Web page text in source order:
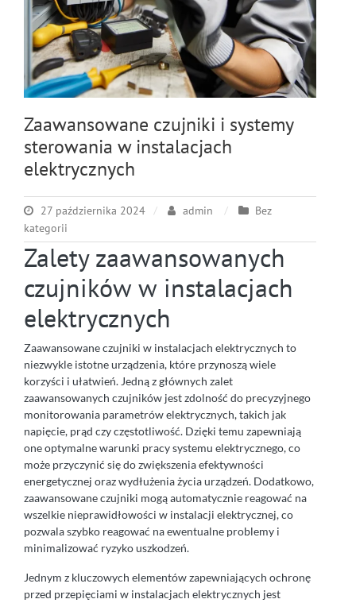
Zaawansowane czujniki i systemy
sterowania w instalacjach
elektrycznych
27 października 2024 admin
Bez
kategorii
Zalety zaawansowanych
czujników w instalacjach
elektrycznych
Zaawansowane czujniki w instalacjach elektrycznych to
niezwykle istotne urządzenia, które przynoszą wiele
korzyści i ułatwień. Jedną z głównych zalet
zaawansowanych czujników jest zdolność do precyzyjnego
monitorowania parametrów elektrycznych, takich jak
napięcie, prąd czy częstotliwość. Dzięki temu zapewniają
one optymalne warunki pracy systemu elektrycznego, co
może przyczynić się do zwiększenia efektywności
energetycznej oraz wydłużenia życia urządzeń. Dodatkowo,
zaawansowane czujniki mogą automatycznie reagować na
wszelkie nieprawidłowości w instalacji elektrycznej, co
pozwala szybko reagować na ewentualne problemy i
minimalizować ryzyko uszkodzeń.
Jednym z kluczowych elementów zapewniających ochronę
przed przepięciami w instalacjach elektrycznych jest